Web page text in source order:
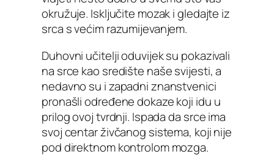
okružuje. Isključite mozak i gledajte iz
srca s većim razumijevanjem.
Duhovni učitelji oduvijek su pokazivali
na srce kao središte naše svijesti, a
nedavno su i zapadni znanstvenici
pronašli određene dokaze koji idu u
prilog ovoj tvrdnji. Ispada da srce ima
svoj centar živčanog sistema, koji nije
pod direktnom kontrolom mozga.